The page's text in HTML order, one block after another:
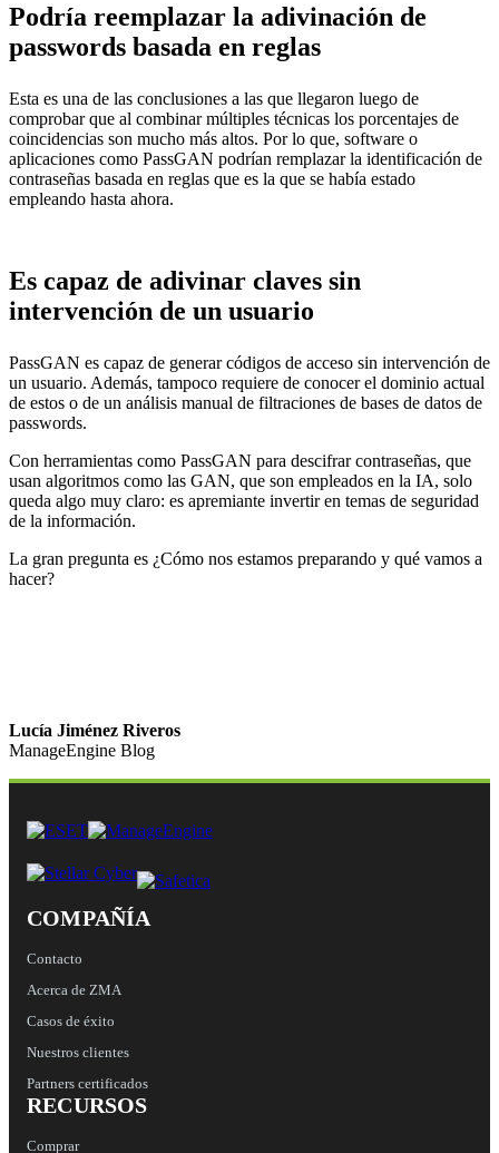
Podría reemplazar la adivinación de
passwords basada en reglas
Esta es una de las conclusiones a las que llegaron luego de
comprobar que al combinar múltiples técnicas los porcentajes de
coincidencias son mucho más altos. Por lo que, software o
aplicaciones como PassGAN podrían remplazar la identificación de
contraseñas basada en reglas que es la que se había estado
empleando hasta ahora.
Es capaz de adivinar claves sin
intervención de un usuario
PassGAN es capaz de generar códigos de acceso sin intervención de
un usuario. Además, tampoco requiere de conocer el dominio actual
de estos o de un análisis manual de filtraciones de bases de datos de
passwords.
Con herramientas como PassGAN para descifrar contraseñas, que
usan algoritmos como las GAN, que son empleados en la IA, solo
queda algo muy claro: es apremiante invertir en temas de seguridad
de la información.
La gran pregunta es ¿Cómo nos estamos preparando y qué vamos a
hacer?
Lucía Jiménez Riveros
ManageEngine Blog
COMPAÑÍA
Contacto
Acerca de ZMA
Casos de éxito
Nuestros clientes
Partners certificados
RECURSOS
Comprar